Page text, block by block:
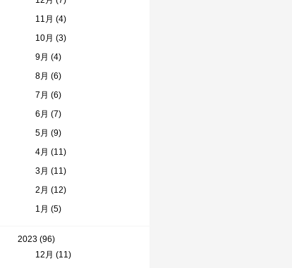
11月 (4)
10月 (3)
9月 (4)
8月 (6)
7月 (6)
6月 (7)
5月 (9)
4月 (11)
3月 (11)
2月 (12)
1月 (5)
2023 (96)
12月 (11)